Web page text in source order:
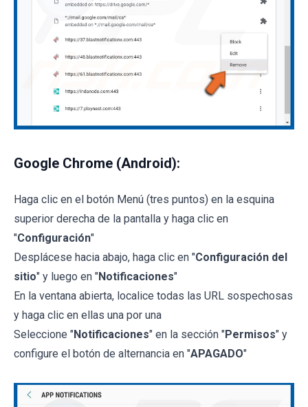
Google Chrome (Android):
Haga clic en el botón Menú (tres puntos) en la esquina
superior derecha de la pantalla y haga clic en
"Configuración"
Desplácese hacia abajo, haga clic en "Configuración del
sitio" y luego en "Notificaciones"
En la ventana abierta, localice todas las URL sospechosas
y haga clic en ellas una por una
Seleccione "Notificaciones" en la sección "Permisos" y
configure el botón de alternancia en "APAGADO"